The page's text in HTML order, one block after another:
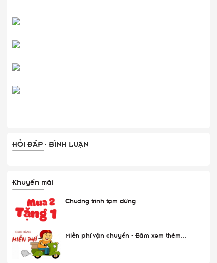
HỎI ĐÁP - BÌNH LUẬN
Khuyến mãi
Chương trình tạm dừng
Miễn phí vận chuyển - Bấm xem thêm...